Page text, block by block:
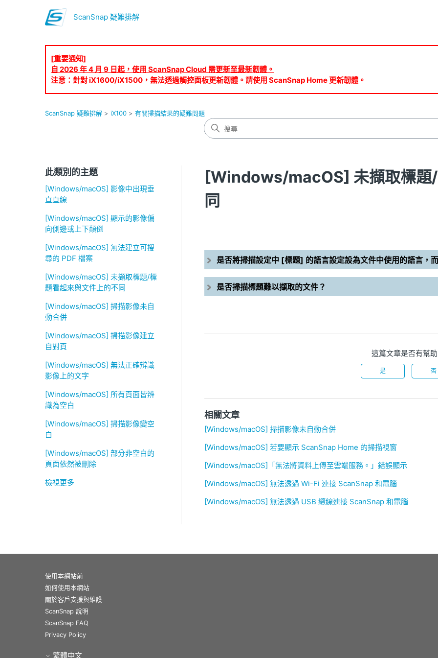
ScanSnap 疑難排解
[重要通知]
自 2026 年 4 月 9 日起，使用 ScanSnap Cloud 需更新至最新韌體。
注意：針對 iX1600/iX1500，無法透過觸控面板更新韌體。請使用 ScanSnap Home 更新韌體。
ScanSnap 疑難排解 iX100 有關掃描結果的疑難問題
此類別的主題
[Windows/macOS] 影像中出現垂
直直線
[Windows/macOS] 顯示的影像偏
向側邊或上下顛倒
[Windows/macOS] 無法建立可搜
尋的 PDF 檔案
[Windows/macOS] 未擷取標題/標
題看起來與文件上的不同
[Windows/macOS] 掃描影像未自
動合併
[Windows/macOS] 掃描影像建立
自對頁
[Windows/macOS] 無法正確辨識
影像上的文字
[Windows/macOS] 所有頁面皆辨
識為空白
[Windows/macOS] 掃描影像變空
白
[Windows/macOS] 部分非空白的
頁面依然被刪除
檢視更多
[Windows/macOS] 未擷取標題
同
是否將掃描設定中 [標題] 的語言設定設為文件中使用的語言，
是否掃描標題難以擷取的文件？
這篇文章是否有幫助
是 否
相關文章
[Windows/macOS] 掃描影像未自動合併
[Windows/macOS] 若要顯示 ScanSnap Home 的掃描視窗
[Windows/macOS]「無法將資料上傳至雲端服務。」錯誤顯示
[Windows/macOS] 無法透過 Wi-Fi 連接 ScanSnap 和電腦
[Windows/macOS] 無法透過 USB 纜線連接 ScanSnap 和電腦
使用本網站前
如何使用本網站
關於客戶支援與維護
ScanSnap 說明
ScanSnap FAQ
Privacy Policy
繁體中文